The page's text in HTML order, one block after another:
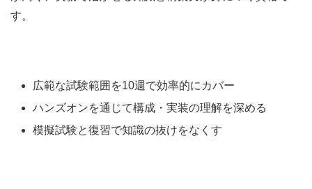
す。
広範な試験範囲を10週で効率的にカバー
ハンズオンを通じて構成・実装の理解を深める
模擬試験と復習で知識の抜けをなくす